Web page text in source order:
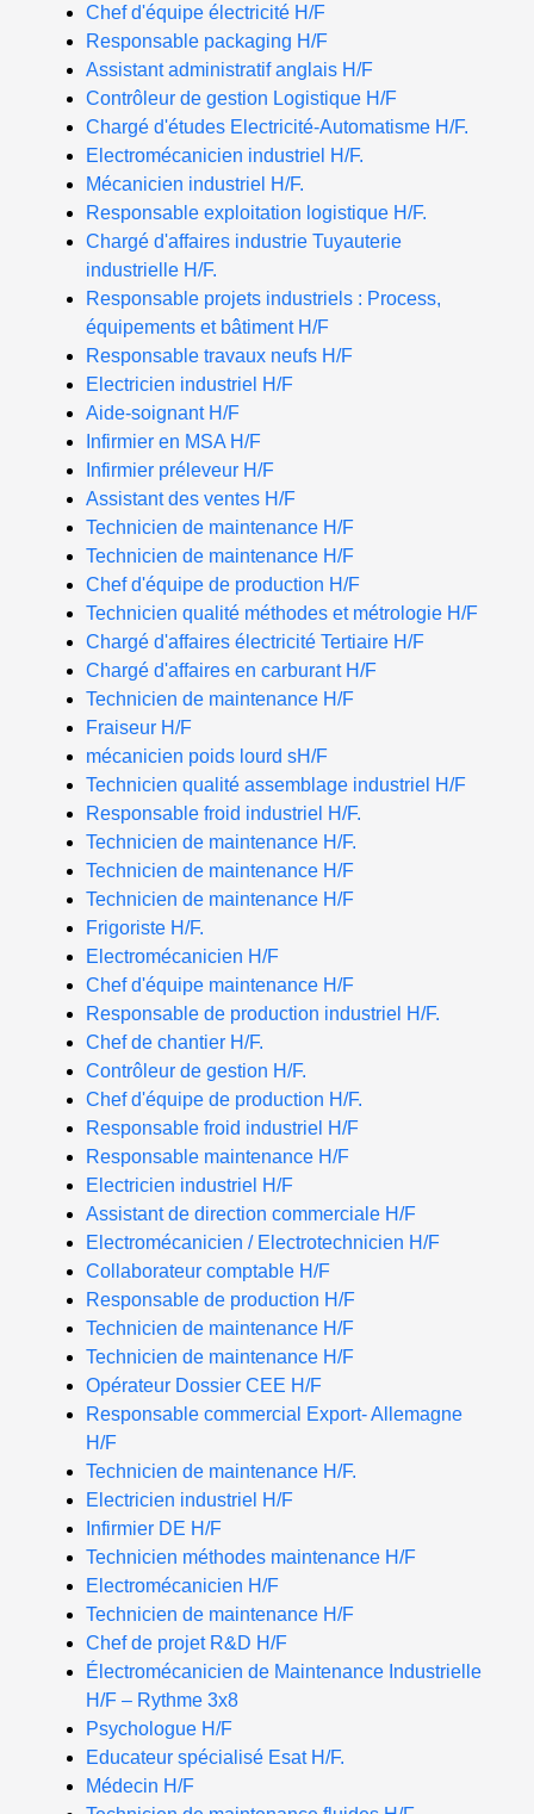
Chef d'équipe électricité H/F
Responsable packaging H/F
Assistant administratif anglais H/F
Contrôleur de gestion Logistique H/F
Chargé d'études Electricité-Automatisme H/F.
Electromécanicien industriel H/F.
Mécanicien industriel H/F.
Responsable exploitation logistique H/F.
Chargé d'affaires industrie Tuyauterie
industrielle H/F.
Responsable projets industriels : Process,
équipements et bâtiment H/F
Responsable travaux neufs H/F
Electricien industriel H/F
Aide-soignant H/F
Infirmier en MSA H/F
Infirmier préleveur H/F
Assistant des ventes H/F
Technicien de maintenance H/F
Technicien de maintenance H/F
Chef d'équipe de production H/F
Technicien qualité méthodes et métrologie H/F
Chargé d'affaires électricité Tertiaire H/F
Chargé d'affaires en carburant H/F
Technicien de maintenance H/F
Fraiseur H/F
mécanicien poids lourd sH/F
Technicien qualité assemblage industriel H/F
Responsable froid industriel H/F.
Technicien de maintenance H/F.
Technicien de maintenance H/F
Technicien de maintenance H/F
Frigoriste H/F.
Electromécanicien H/F
Chef d'équipe maintenance H/F
Responsable de production industriel H/F.
Chef de chantier H/F.
Contrôleur de gestion H/F.
Chef d'équipe de production H/F.
Responsable froid industriel H/F
Responsable maintenance H/F
Electricien industriel H/F
Assistant de direction commerciale H/F
Electromécanicien / Electrotechnicien H/F
Collaborateur comptable H/F
Responsable de production H/F
Technicien de maintenance H/F
Technicien de maintenance H/F
Opérateur Dossier CEE H/F
Responsable commercial Export- Allemagne
H/F
Technicien de maintenance H/F.
Electricien industriel H/F
Infirmier DE H/F
Technicien méthodes maintenance H/F
Electromécanicien H/F
Technicien de maintenance H/F
Chef de projet R&D H/F
Électromécanicien de Maintenance Industrielle
H/F – Rythme 3x8
Psychologue H/F
Educateur spécialisé Esat H/F.
Médecin H/F